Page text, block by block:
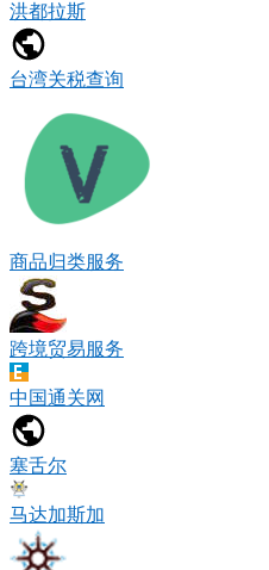
洪都拉斯
台湾关税查询
商品归类服务
跨境贸易服务
中国通关网
塞舌尔
马达加斯加